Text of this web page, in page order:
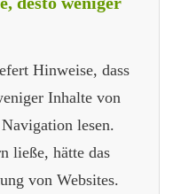
Hinweise, dass
Inhalte von
lesen.
ließe, hätte das
von Websites.